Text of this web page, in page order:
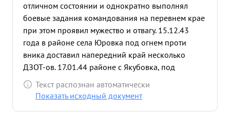
отличном состоянии и однократно выполнял
боевые задания командования на перевнем крае
при этом проявил мужество и отвагу. 15.12.43
года в районе села Юровка под огнем проти
вника доставил напередний край несколько
ДЗОТ-ов. 17.01.44 районе с Якубовка, под
сильным минометно артилерийским обстрелом
противника доставил на передний край мины
Текст распознан автоматически
Показать исходный документ